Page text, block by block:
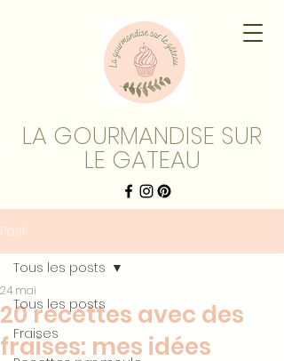
LA GOURMANDISE SUR
LE GATEAU
Post
Tous les posts
Fraises
Tous les posts
20 recettes avec des
fraises: mes idées
24 mai